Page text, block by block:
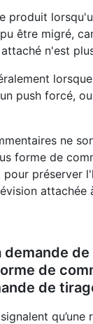
produit
être migré,
n'est
push forcé, ou
ne
forme de
pour préserver
attachée
demande
de
de
qu’une